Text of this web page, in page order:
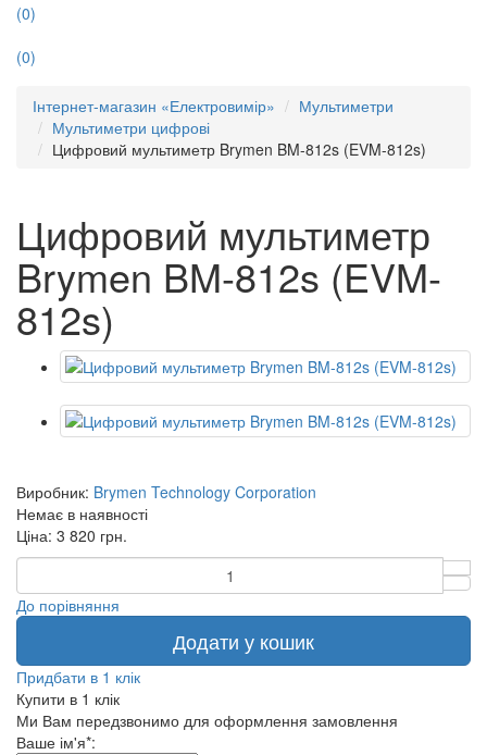
(0)
(0)
Інтернет-магазин «Електровимір»
Мультиметри
Мультиметри цифрові
Цифровий мультиметр Brymen BM-812s (EVM-812s)
Цифровий мультиметр
Brymen BM-812s (EVM-
812s)
Виробник: Brymen Technology Corporation
Немає в наявності
Ціна: 3 820 грн.
До порівняння
Додати у кошик
Придбати в 1 клік
Купити в 1 клік
Ми Вам передзвонимо для оформлення замовлення
Ваше ім'я*: